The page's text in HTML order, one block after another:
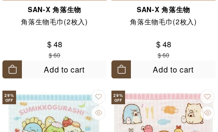
SAN-X 角落生物
角落生物毛巾(2枚入)
$ 48
$ 60
Add to cart
SAN-X 角落生物
角落生物毛巾(2枚入)
$ 48
$ 60
Add to cart
29%
OFF
29%
OFF